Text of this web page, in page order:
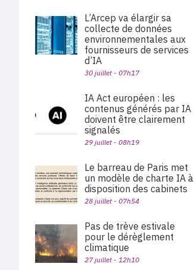
L’Arcep va élargir sa
collecte de données
environnementales aux
fournisseurs de services
d’IA
30 juillet - 07h17
IA Act européen : les
contenus générés par IA
doivent être clairement
signalés
29 juillet - 08h19
Le barreau de Paris met
un modèle de charte IA à
disposition des cabinets
28 juillet - 07h54
Pas de trève estivale
pour le dérèglement
climatique
27 juillet - 12h10